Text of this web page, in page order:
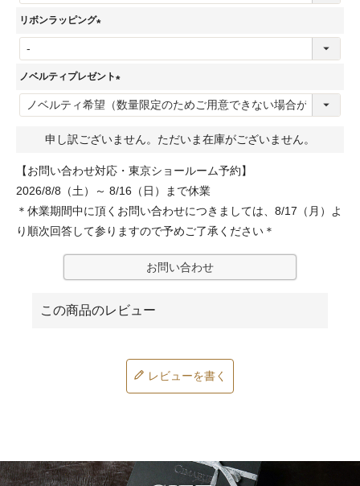
必
須
リボンラッピング
必
須
)
ノベルティプレゼント
(
必
須
申し訳ございません。ただいま在庫がございません。
【お問い合わせ対応・東京ショールーム予約】
2026/8/8（土）～ 8/16（日）まで休業
＊休業期間中に頂くお問い合わせにつきましては、8/17（月）よ
り順次回答して参りますので予めご了承ください＊
お問い合わせ
レビューを書く